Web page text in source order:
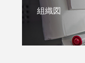
組織図